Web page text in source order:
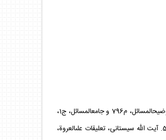
منبع:آيت الله تبريزى، صراطالنجاة، ج‏1، س‏882 و 883 و 884؛ امام،تعليقات على‏العروة، (الستر)، م‏1 و استفتاءات، ج‏3، (احكام حجاب)، س‏36؛ آيت الله فاضل، توضيح‏المسائل، م‏796 و جامع‏المسائل، ج‏1،
1707؛ آيت الله مكارم، استفتاءات، ج‏1، س‏801 وتوضيح‏المسائل، م‏729؛ آيت الله خامنه‏اى، استفتاء، س 564؛ آيت الله نورى، استفتاءات، ج‏2، س‏669 و ج‏1، س‏542. آيت الله سيستانى، تعليقات على‏العروة،